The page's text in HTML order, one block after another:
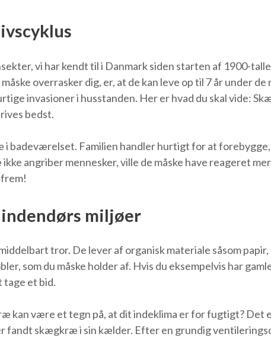
vi har kendt til i Danmark siden starten af 1900-
overrasker dig, er, at de kan leve op til 7 år under
invasioner i husstanden. Her er hvad du skal vide:
bedst.
badeværelset. Familien handler hurtigt for at
angriber mennesker, ville de måske have reageret
miljøer
tror. De lever af organisk materiale såsom
som du måske holder af. Hvis du eksempelvis har
et bid.
være et tegn på, at dit indeklima er for fugtigt? Det
fandt skægkræ i sin kælder. Efter en grundig